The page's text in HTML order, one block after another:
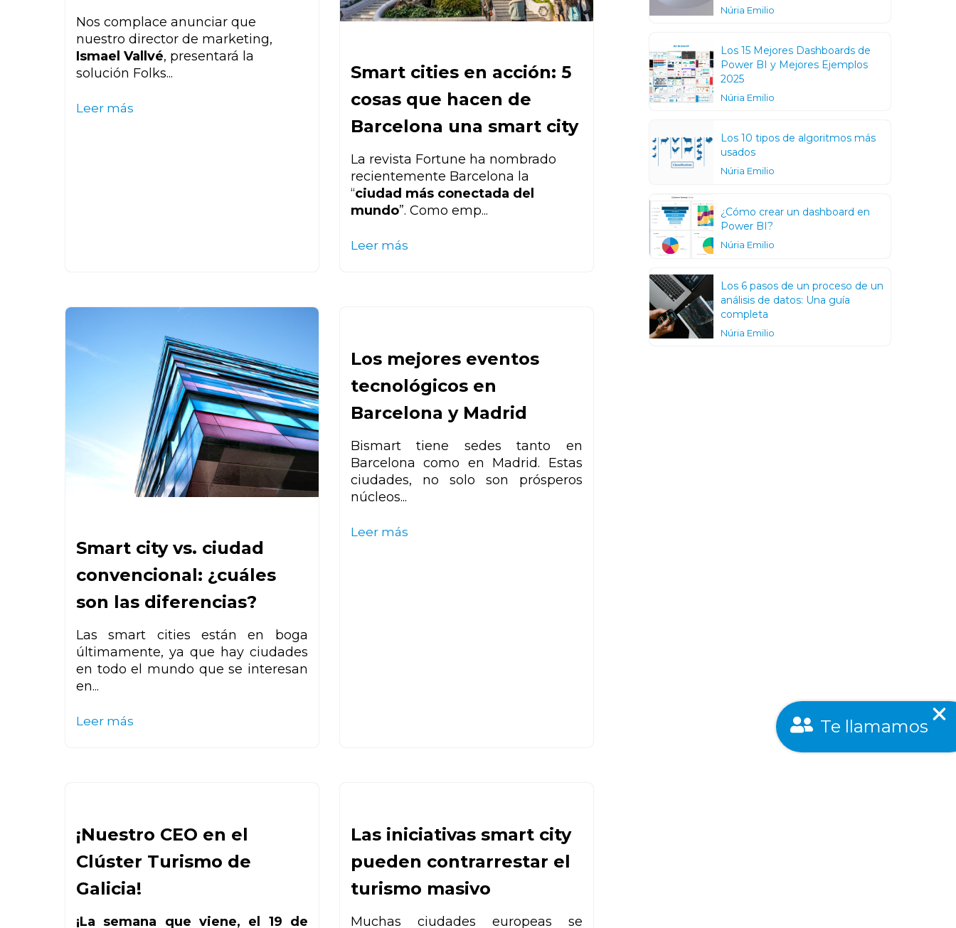
Nos complace anunciar que
nuestro director de marketing,
Ismael Vallvé, presentará la
solución Folks...
Leer más
Smart cities en acción: 5
cosas que hacen de
Barcelona una smart city
La revista Fortune ha nombrado
recientemente Barcelona la
“ciudad más conectada del
mundo”. Como emp...
Leer más
Smart city vs. ciudad
convencional: ¿cuáles
son las diferencias?
Las smart cities están en boga
últimamente, ya que hay ciudades
en todo el mundo que se interesan
en...
Leer más
Los mejores eventos
tecnológicos en
Barcelona y Madrid
Bismart tiene sedes tanto en
Barcelona como en Madrid. Estas
ciudades, no solo son prósperos
núcleos...
Leer más
¡Nuestro CEO en el
Clúster Turismo de
Galicia!
¡La semana que viene, el 19 de
Las iniciativas smart city
pueden contrarrestar el
turismo masivo
Muchas ciudades europeas se
Núria Emilio
Los 15 Mejores Dashboards de
Power BI y Mejores Ejemplos
2025
Núria Emilio
Los 10 tipos de algoritmos más
usados
Núria Emilio
¿Cómo crear un dashboard en
Power BI?
Núria Emilio
Los 6 pasos de un proceso de un
análisis de datos: Una guía
completa
Núria Emilio
Te llamamos